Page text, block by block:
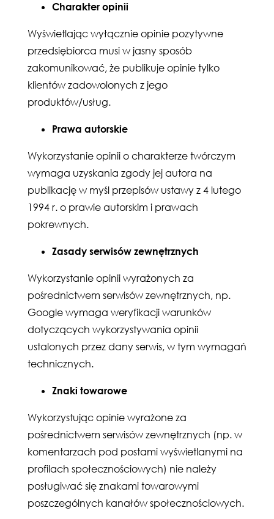
Charakter opinii
Wyświetlając wyłącznie opinie pozytywne
przedsiębiorca musi w jasny sposób
zakomunikować, że publikuje opinie tylko
klientów zadowolonych z jego
produktów/usług.
Prawa autorskie
Wykorzystanie opinii o charakterze twórczym
wymaga uzyskania zgody jej autora na
publikację w myśl przepisów ustawy z 4 lutego
1994 r. o prawie autorskim i prawach
pokrewnych.
Zasady serwisów zewnętrznych
Wykorzystanie opinii wyrażonych za
pośrednictwem serwisów zewnętrznych, np.
Google wymaga weryfikacji warunków
dotyczących wykorzystywania opinii
ustalonych przez dany serwis, w tym wymagań
technicznych.
Znaki towarowe
Wykorzystując opinie wyrażone za
pośrednictwem serwisów zewnętrznych (np. w
komentarzach pod postami wyświetlanymi na
profilach społecznościowych) nie należy
posługiwać się znakami towarowymi
poszczególnych kanałów społecznościowych.